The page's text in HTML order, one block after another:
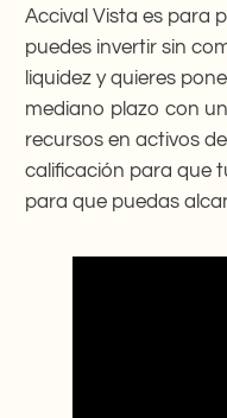
Accival Vista es para
puedes invertir sin
liquidez y quieres
mediano plazo con
recursos en activos
calificación para que
para que puedas